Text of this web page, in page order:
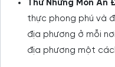
Thử Những Món Ăn
thực phong phú và
địa phương ở mỗi
địa phương một